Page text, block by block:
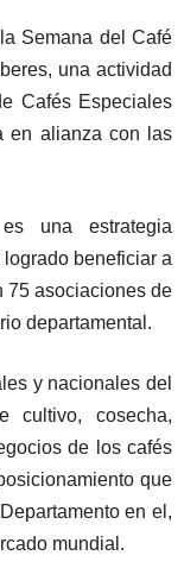
Semana del Café
una actividad
Cafés Especiales
en alianza con las
una estrategia
beneficiar a
75 asociaciones de
departamental.
y nacionales del
cultivo, cosecha,
de los cafés
que
en el,
mundial.